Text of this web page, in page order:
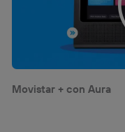
Movistar + con Aura